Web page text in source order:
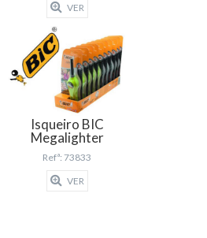
VER
Isqueiro BIC
Megalighter
Refª: 73833
VER